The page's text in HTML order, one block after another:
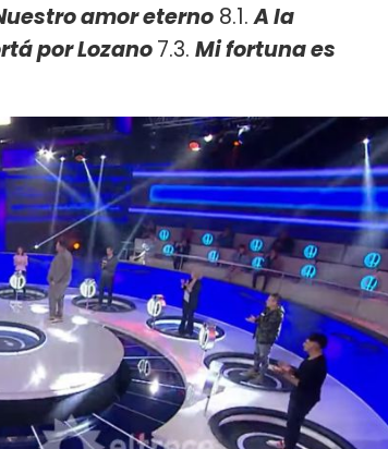
amor eterno 8.1.A la
por Lozano7.3. Mi fortuna es